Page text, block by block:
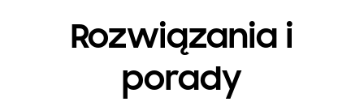
Rozwiązania i
porady